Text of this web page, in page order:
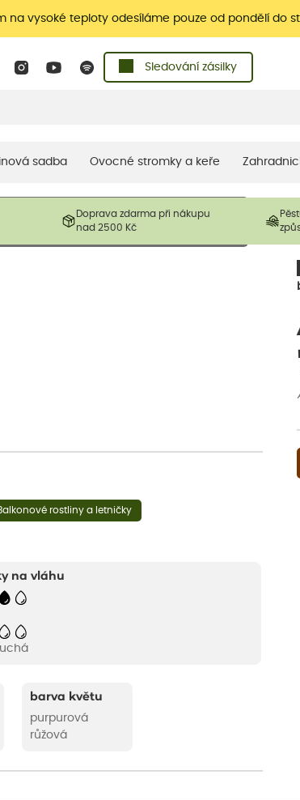
na vysoké teploty odesíláme pouze od pondělí do
Sledování zásilky
sadba Ovocné stromky a keře
Doprava zdarma při nákupu
nad 2500 Kč
produkty. V závislosti na sezónnosti mohou být
být také sestřiženy níže, než je uvedená
rostliny a letničky
na vláhu
barva květu
purpurová
růžová